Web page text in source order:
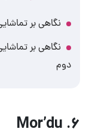
نگاهی بر
نگاهی بر
دوم
۶. Mor’du